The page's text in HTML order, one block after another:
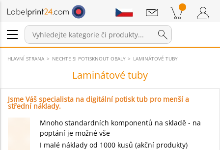
Přihlášení / Registrace
Položky v košíku Nákupní Košík
Sdělení
HLAVNÍ STRANA NECHTE SI POTISKNOUT OBALY LAMINÁTOVÉ TUBY
Laminátové tuby
Jsme Váš specialista na digitální potisk tub pro menší a
střední náklady.
Mnoho standardních komponentů na skladě - na
poptání je možné vše
I malé náklady od 1000 kusů (akční produkty)